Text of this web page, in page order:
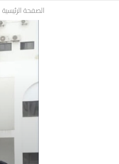
الصفحة الرئيسية